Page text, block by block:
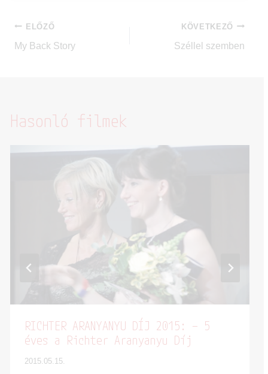
ELŐZŐ
My Back Story
KÖVETKEZŐ
Széllel szemben
Hasonló filmek
RICHTER ARANYANYU DÍJ 2015: – 5
éves a Richter Aranyanyu Díj
2015.05.15.